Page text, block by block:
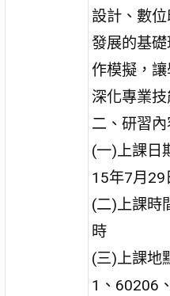
設計、數
發展的基
作模擬，讓
深化專業
二、研習
(一)上課日
15年7月29
(二)上課時
時
(三)上課地
1、60206